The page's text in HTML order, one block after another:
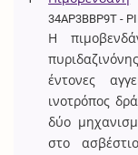
34AP3BBP9T -
Η
έντονες
ινοτρόπος
δύο
στο